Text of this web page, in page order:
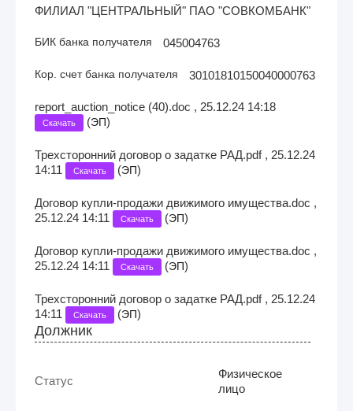
ФИЛИАЛ "ЦЕНТРАЛЬНЫЙ" ПАО "СОВКОМБАНК"
БИК банка получателя 045004763
Кор. счет банка получателя 30101810150040000763
report_auction_notice (40).doc , 25.12.24 14:18
Скачать (ЭП)
Трехсторонний договор о задатке РАД.pdf , 25.12.24
14:11
Скачать (ЭП)
Договор купли-продажи движимого имущества.doc ,
25.12.24 14:11
Скачать (ЭП)
Договор купли-продажи движимого имущества.doc ,
25.12.24 14:11
Скачать (ЭП)
Трехсторонний договор о задатке РАД.pdf , 25.12.24
14:11
Скачать (ЭП)
Должник
Статус
Физическое
лицо